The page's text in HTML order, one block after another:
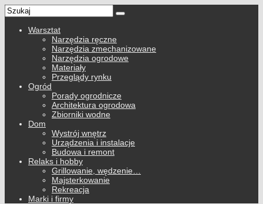
Warsztat
Narzędzia ręczne
Narzędzia zmechanizowane
Narzędzia ogrodowe
Materiały
Przeglądy rynku
Ogród
Porady ogrodnicze
Architektura ogrodowa
Zbiorniki wodne
Dom
Wystrój wnętrz
Urządzenia i instalacje
Budowa i remont
Relaks i hobby
Grillowanie, wędzenie…
Majsterkowanie
Rekreacja
Marki i firmy